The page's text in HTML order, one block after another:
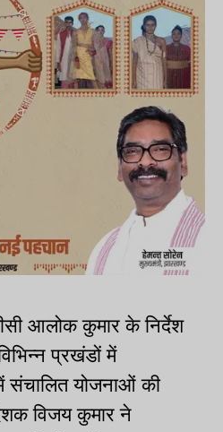
आलोक कुमार के निर्देश
प्रखंडों में
संचालित योजनाओं की
विजय कुमार ने